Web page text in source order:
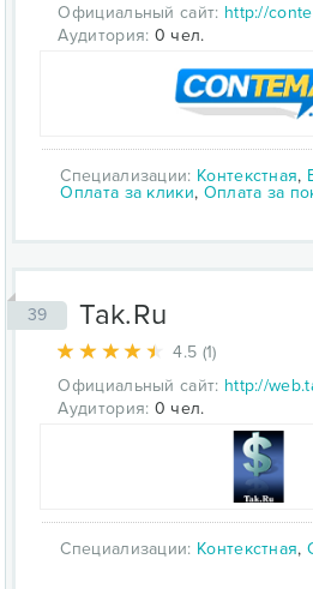
Официальный сайт: http://
Аудитория: 0 чел.
Специализации: Контекстная,
Оплата за клики, Оплата за
39 Tak.Ru
4.5 (1)
Официальный сайт: http://
Аудитория: 0 чел.
Специализации: Контекстная,